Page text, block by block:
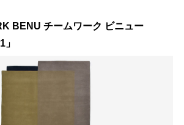
BENU チームワーク ビニュー